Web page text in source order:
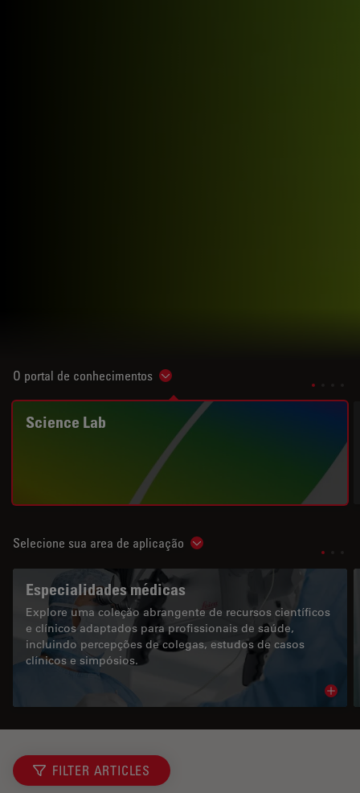
O portal de conhecimentos Show subnavigation
Science Lab
Selecione sua area de aplicação Show subnavigation
Especialidades médicas
Explore uma coleção abrangente de recursos científicos
e clínicos adaptados para profissionais de saúde,
incluindo percepções de colegas, estudos de casos
clínicos e simpósios.
FILTER ARTICLES